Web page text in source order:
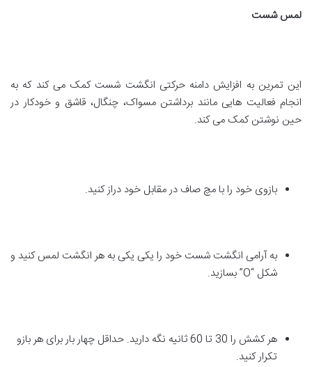
لمس شست
این تمرین به افزایش دامنه حرکتی انگشت شست کمک می کند که به
انجام فعالیت هایی مانند برداشتن مسواک، چنگال، قاشق و خودکار در
حین نوشتن کمک می کند.
بازوی خود را با مچ صاف در مقابل خود دراز کنید.
به آرامی انگشت شست خود را یکی یکی به هر انگشت لمس کنید و
شکل “O” بسازید.
هر کشش را 30 تا 60 ثانیه نگه دارید. حداقل چهار بار برای هر بازو
تکرار کنید.